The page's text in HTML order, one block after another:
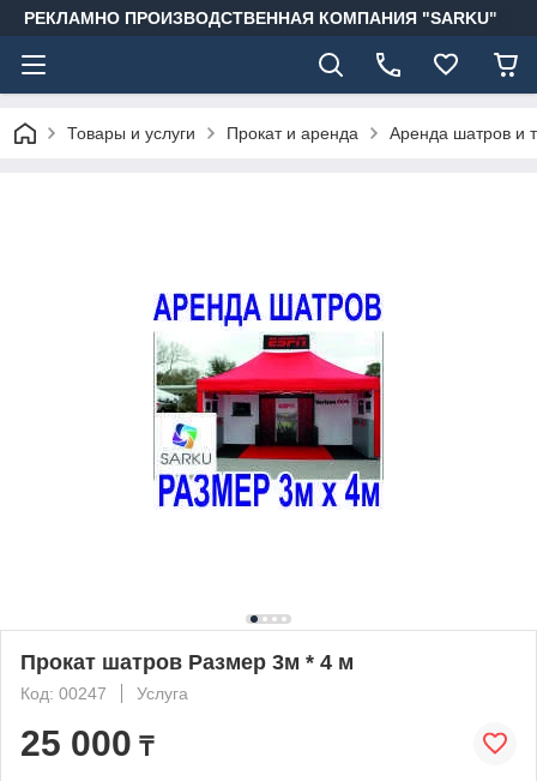
РЕКЛАМНО ПРОИЗВОДСТВЕННАЯ КОМПАНИЯ "SARKU"
Товары и услуги Прокат и аренда Аренда шатров и
Прокат шатров Размер 3м * 4 м
Код: 00247 Услуга
25 000 ₸